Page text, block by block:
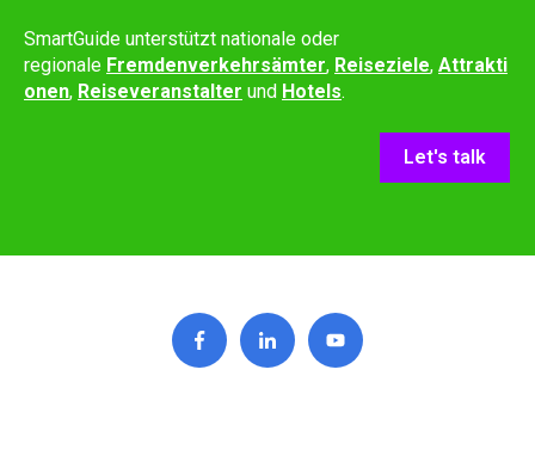
SmartGuide unterstützt nationale oder
regionale Fremdenverkehrsämter, Reiseziele, Attrakti
onen, Reiseveranstalter und Hotels.
Let's talk